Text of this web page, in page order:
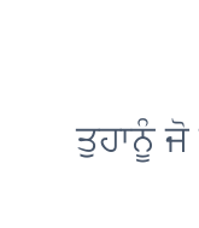
ਤੁਹਾਨੂੰ